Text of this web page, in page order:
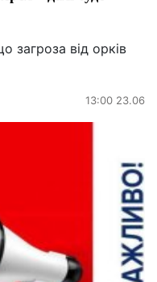
загроза від орків
13:00 23.06